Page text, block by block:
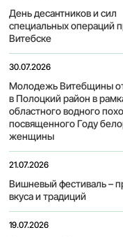
День десантников и сил
специальных операций
Витебске
30.07.2026
Молодежь Витебщины
в Полоцкий район в
областного водного
посвященного Году
женщины
21.07.2026
Вишневый фестиваль –
вкуса и традиций
19.07.2026